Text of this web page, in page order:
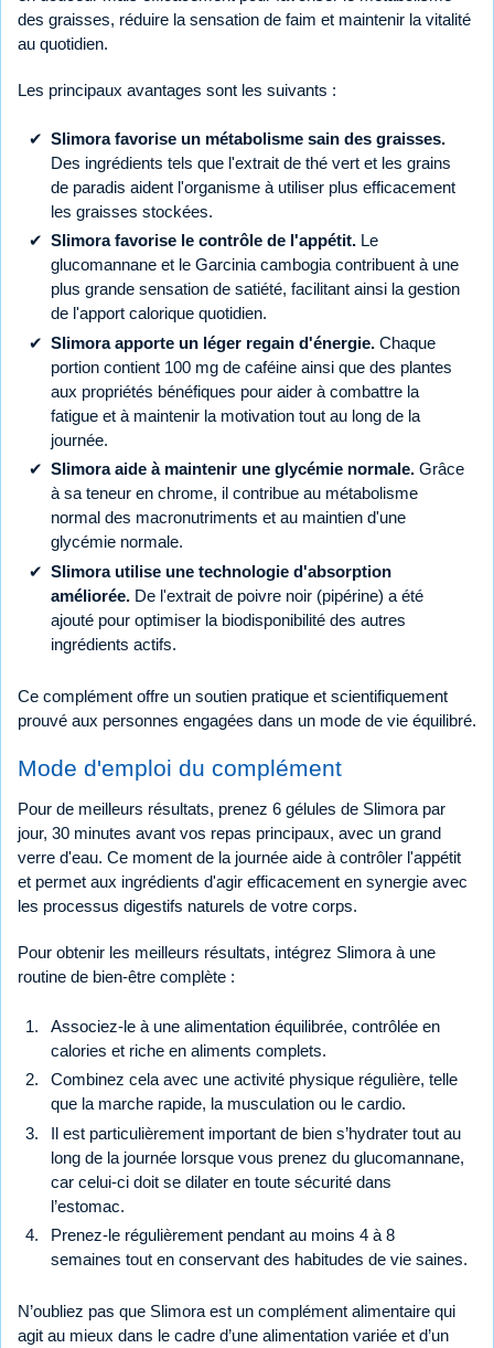
des graisses, réduire la sensation de faim et maintenir la vitalité
au quotidien.
Les principaux avantages sont les suivants :
Slimora favorise un métabolisme sain des graisses.
Des ingrédients tels que l'extrait de thé vert et les grains
de paradis aident l'organisme à utiliser plus efficacement
les graisses stockées.
Slimora favorise le contrôle de l'appétit. Le
glucomannane et le Garcinia cambogia contribuent à une
plus grande sensation de satiété, facilitant ainsi la gestion
de l'apport calorique quotidien.
Slimora apporte un léger regain d'énergie. Chaque
portion contient 100 mg de caféine ainsi que des plantes
aux propriétés bénéfiques pour aider à combattre la
fatigue et à maintenir la motivation tout au long de la
journée.
Slimora aide à maintenir une glycémie normale. Grâce
à sa teneur en chrome, il contribue au métabolisme
normal des macronutriments et au maintien d'une
glycémie normale.
Slimora utilise une technologie d'absorption
améliorée. De l'extrait de poivre noir (pipérine) a été
ajouté pour optimiser la biodisponibilité des autres
ingrédients actifs.
Ce complément offre un soutien pratique et scientifiquement
prouvé aux personnes engagées dans un mode de vie équilibré.
Mode d'emploi du complément
Pour de meilleurs résultats, prenez 6 gélules de Slimora par
jour, 30 minutes avant vos repas principaux, avec un grand
verre d'eau. Ce moment de la journée aide à contrôler l'appétit
et permet aux ingrédients d'agir efficacement en synergie avec
les processus digestifs naturels de votre corps.
Pour obtenir les meilleurs résultats, intégrez Slimora à une
routine de bien-être complète :
Associez-le à une alimentation équilibrée, contrôlée en
calories et riche en aliments complets.
Combinez cela avec une activité physique régulière, telle
que la marche rapide, la musculation ou le cardio.
Il est particulièrement important de bien s’hydrater tout au
long de la journée lorsque vous prenez du glucomannane,
car celui-ci doit se dilater en toute sécurité dans
l’estomac.
Prenez-le régulièrement pendant au moins 4 à 8
semaines tout en conservant des habitudes de vie saines.
N’oubliez pas que Slimora est un complément alimentaire qui
agit au mieux dans le cadre d’une alimentation variée et d’un